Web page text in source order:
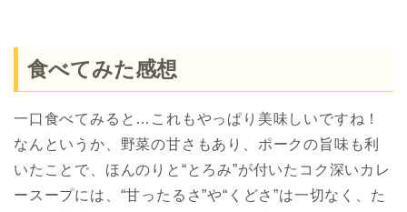
食べてみた感想
一口食べてみると…これもやっぱり美味しいですね！
なんというか、野菜の甘さもあり、ポークの旨味も利
いたことで、ほんのりと“とろみ”が付いたコク深いカレ
ースープには、“甘ったるさ”や“くどさ”は一切なく、た